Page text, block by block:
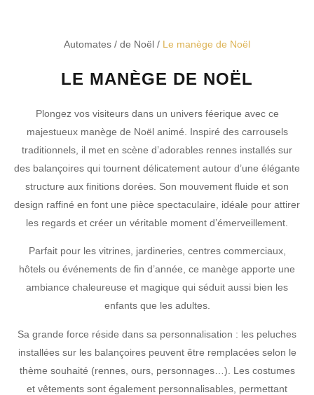
Automates / de Noël / Le manège de Noël
LE MANÈGE DE NOËL
Plongez vos visiteurs dans un univers féerique avec ce
majestueux manège de Noël animé. Inspiré des carrousels
traditionnels, il met en scène d’adorables rennes installés sur
des balançoires qui tournent délicatement autour d’une élégante
structure aux finitions dorées. Son mouvement fluide et son
design raffiné en font une pièce spectaculaire, idéale pour attirer
les regards et créer un véritable moment d’émerveillement.
Parfait pour les vitrines, jardineries, centres commerciaux,
hôtels ou événements de fin d’année, ce manège apporte une
ambiance chaleureuse et magique qui séduit aussi bien les
enfants que les adultes.
Sa grande force réside dans sa personnalisation : les peluches
installées sur les balançoires peuvent être remplacées selon le
thème souhaité (rennes, ours, personnages…). Les costumes
et vêtements sont également personnalisables, permettant